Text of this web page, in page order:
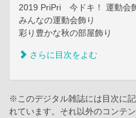
2019 PriPri 今ドキ！ 運動会
みんなの運動会飾り
彩り豊かな秋の部屋飾り
さらに目次をよむ
※このデジタル雑誌には目次に
れています。それ以外のコンテ